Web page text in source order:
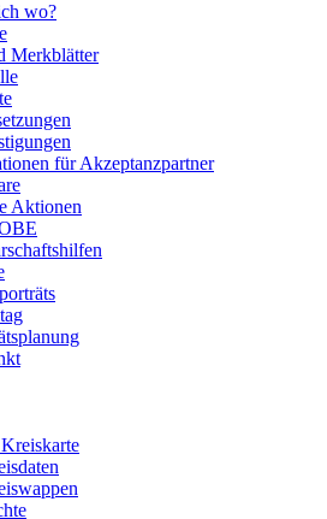
wo?
Merkblätter
für Akzeptanzpartner
Aktionen